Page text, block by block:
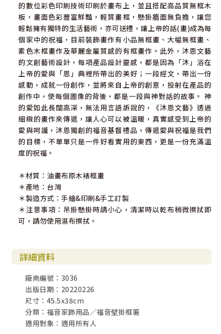
的數位彩色印刷技術印刷於畫布上，並且搭配高品質無框木
板，畫面色彩豐富鮮豔，輕質畫框，懸掛牆面無負擔，讓您
輕鬆擁有獨特的生活藝術，亦可送禮，讓上帝的話(畫)成為每
個家中的祝福，目前裝飾畫作有小品無框畫、大幅無框畫、
素色木框畫作及華麗金屬質感的有框畫作。此外，沐恩文藝
的文創藝術設計，每項產品設計靈感，都是因為「沐」浴在
上帝的愛與「恩」典裡所帶出的美好；一段經文，帶出一份
感動，成就一份創作，並將來自上帝的創意，投射在產品的
創作中，使每個圖像的背後，都是一段與神對話的故事。 神
的愛如此長闊高深，無法用言語訴說的，《沐恩文藝》透過
細緻的畫作來傳遞，讓人心可以被溫暖，真實感受到上帝的
愛與呵護，沐恩獨創的福音基督禮品，傳遞愛與祝福是我們
的目標，不單單只是一件好看實用的東西，更是一份充滿溫
度的祝福。
＊材質：油畫布原木裱框畫
＊產地：台灣
＊製造方式：手繪&印刷&手工訂製
＊注意事項：吊掛懸掛時請小心，清潔時以乾布稍微擦拭即
可，請勿使用濕布擦拭。
詳細資料
廠商編號：3036
出版日期：20220226
尺寸：45.5x38cm
分類：福音家飾用品／福音壁掛框匾
適用對象：適用所有人